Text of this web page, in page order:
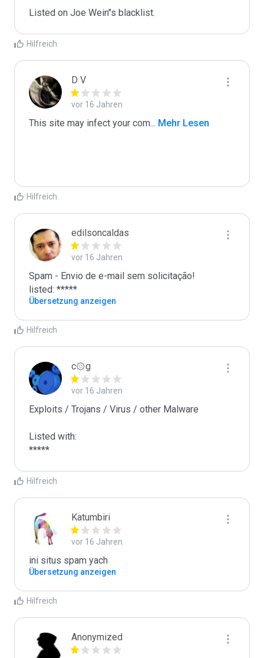
Listed on Joe Wein"s blacklist.
Hilfreich
D V
vor 16 Jahren
This site may infect your com... Mehr Lesen
Hilfreich
edilsoncaldas
vor 16 Jahren
Spam - Envio de e-mail sem solicitação!
listed: *****
Übersetzung anzeigen
Hilfreich
c۞g
vor 16 Jahren
Exploits / Trojans / Virus / other Malware
Listed with:
*****
Hilfreich
Katumbiri
vor 16 Jahren
ini situs spam yach
Übersetzung anzeigen
Hilfreich
Anonymized